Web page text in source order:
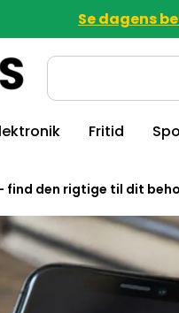
Se dagens
Fritid
find den rigtige til dit